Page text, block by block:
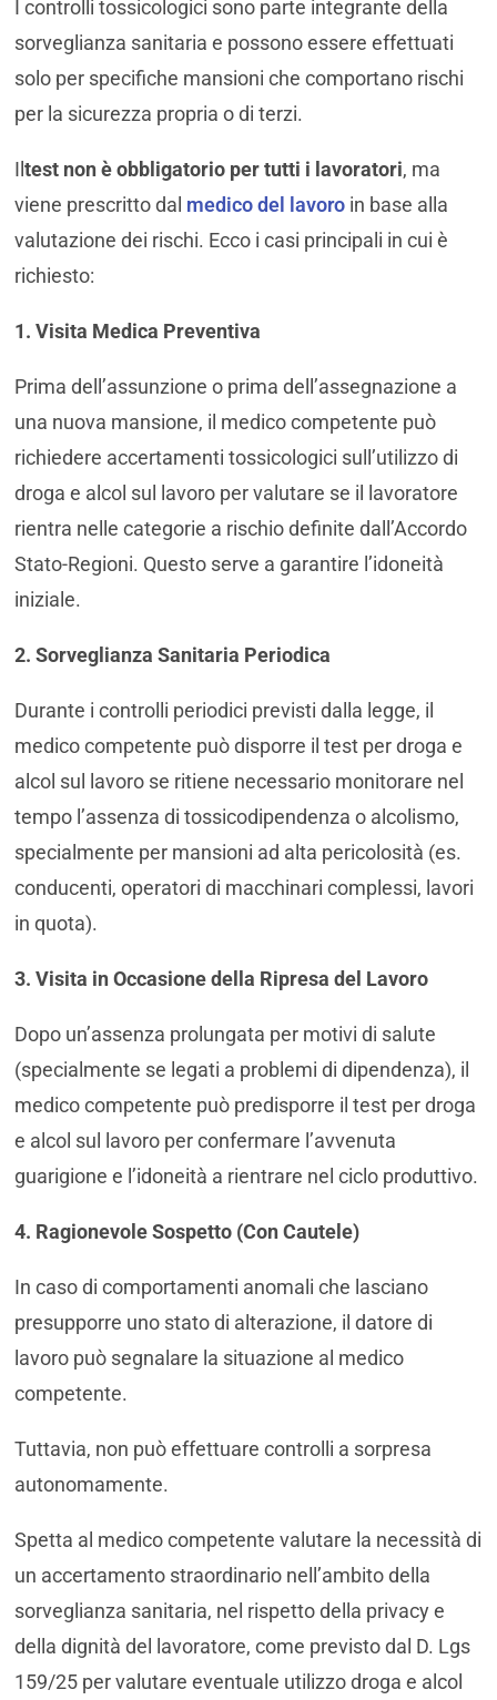
I controlli tossicologici sono parte integrante della
sorveglianza sanitaria e possono essere effettuati
solo per specifiche mansioni che comportano rischi
per la sicurezza propria o di terzi.
Il test non è obbligatorio per tutti i lavoratori, ma
viene prescritto dal medico del lavoro in base alla
valutazione dei rischi. Ecco i casi principali in cui è
richiesto:
1. Visita Medica Preventiva
Prima dell’assunzione o prima dell’assegnazione a
una nuova mansione, il medico competente può
richiedere accertamenti tossicologici sull’utilizzo di
droga e alcol sul lavoro per valutare se il lavoratore
rientra nelle categorie a rischio definite dall’Accordo
Stato-Regioni. Questo serve a garantire l’idoneità
iniziale.
2. Sorveglianza Sanitaria Periodica
Durante i controlli periodici previsti dalla legge, il
medico competente può disporre il test per droga e
alcol sul lavoro se ritiene necessario monitorare nel
tempo l’assenza di tossicodipendenza o alcolismo,
specialmente per mansioni ad alta pericolosità (es.
conducenti, operatori di macchinari complessi, lavori
in quota).
3. Visita in Occasione della Ripresa del Lavoro
Dopo un’assenza prolungata per motivi di salute
(specialmente se legati a problemi di dipendenza), il
medico competente può predisporre il test per droga
e alcol sul lavoro per confermare l’avvenuta
guarigione e l’idoneità a rientrare nel ciclo produttivo.
4. Ragionevole Sospetto (Con Cautele)
In caso di comportamenti anomali che lasciano
presupporre uno stato di alterazione, il datore di
lavoro può segnalare la situazione al medico
competente.
Tuttavia, non può effettuare controlli a sorpresa
autonomamente.
Spetta al medico competente valutare la necessità di
un accertamento straordinario nell’ambito della
sorveglianza sanitaria, nel rispetto della privacy e
della dignità del lavoratore, come previsto dal D. Lgs
159/25 per valutare eventuale utilizzo droga e alcol